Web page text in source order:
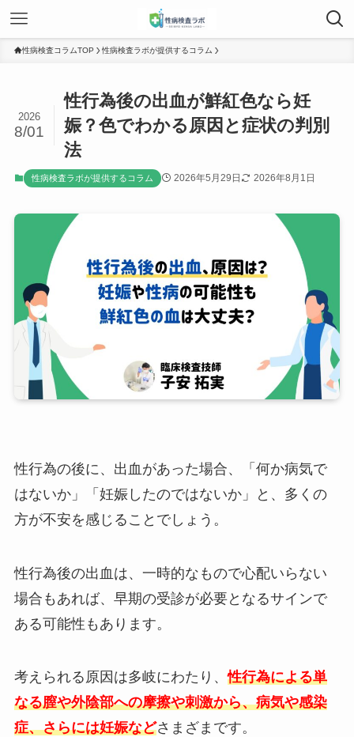
性病検査コラムTOP 性病検査ラボが提供するコラム
性行為後の出血が鮮紅色なら妊
娠？色でわかる原因と症状の判別
法
2026
8/01
性病検査ラボが提供するコラム 2026年5月29日 2026年8月1日
性行為の後に、出血があった場合、「何か病気で
はないか」「妊娠したのではないか」と、多くの
方が不安を感じることでしょう。
性行為後の出血は、一時的なもので心配いらない
場合もあれば、早期の受診が必要となるサインで
ある可能性もあります。
考えられる原因は多岐にわたり、性行為による単
なる膣や外陰部への摩擦や刺激から、病気や感染
症、さらには妊娠などさまざまです。